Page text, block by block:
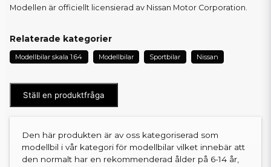
Modellen är officiellt licensierad av Nissan Motor Corporation.
Relaterade kategorier
Modellbilar skala 1:64 Modellbilar Sportbilar Nissan
Ställ en produktfråga
Den här produkten är av oss kategoriserad som
modellbil i vår kategori för modellbilar vilket innebär att
den normalt har en rekommenderad ålder på 6-14 år,